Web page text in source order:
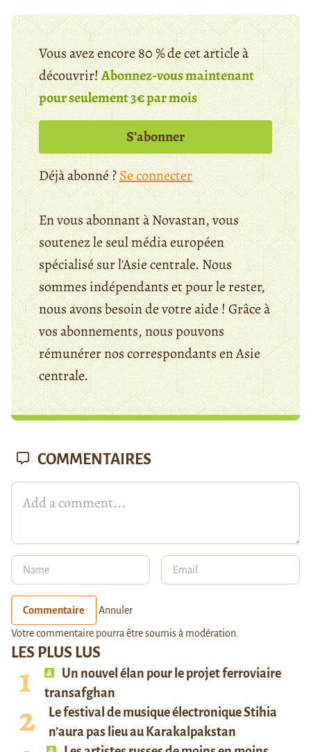
Vous avez encore 80 % de cet article à
découvrir!Abonnez-vous maintenant
pour seulement 3€ par mois
S’abonner
Déjà abonné ?Se connecter
En vous abonnant à Novastan, vous
soutenez le seul média européen
spécialisé sur l'Asie centrale. Nous
sommes indépendants et pour le rester,
nous avons besoin de votre aide ! Grâce à
vos abonnements, nous pouvons
rémunérer nos correspondants en Asie
centrale.
LES PLUS LUS
Un nouvel élan pour le projet ferroviaire
transafghan
Le festival de musique électronique Stihia
n’aura pas lieu au Karakalpakstan
COMMENTAIRES
Commentaire Annuler
Votre commentaire pourra être soumis à modération.